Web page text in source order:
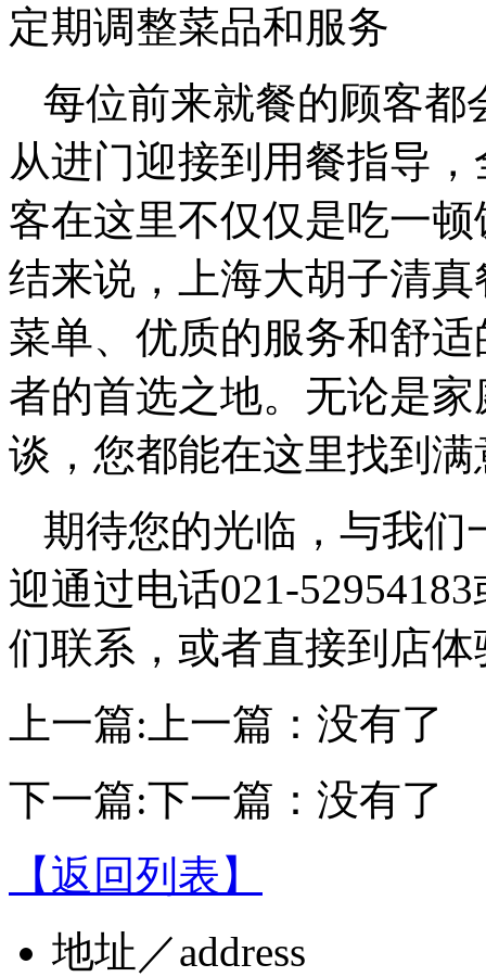
定期调整菜品和服务
每位前来就餐的顾客都
从进门迎接到用餐指导
客在这里不仅仅是吃一
结来说，上海大胡子清
菜单、优质的服务和舒
者的首选之地。无论是
谈，您都能在这里找到
期待您的光临，与我们
迎通过电话021-
们联系，或者直接到店
上一篇: 上一篇：没有了
下一篇:下一篇：没有了
【返回列表】
地址 ／address